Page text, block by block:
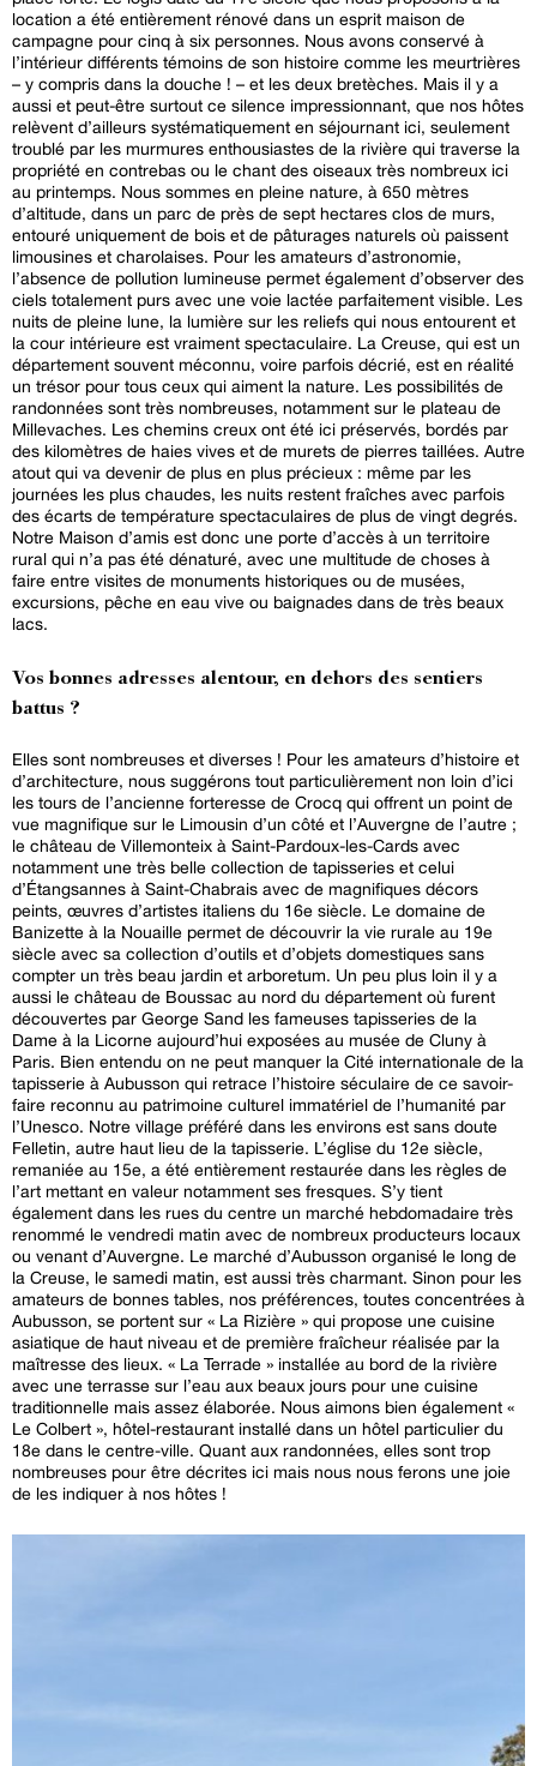
location a été entièrement rénové dans un esprit maison de
campagne pour cinq à six personnes. Nous avons conservé à
l’intérieur différents témoins de son histoire comme les meurtrières
– y compris dans la douche ! – et les deux bretèches. Mais il y a
aussi et peut-être surtout ce silence impressionnant, que nos hôtes
relèvent d’ailleurs systématiquement en séjournant ici, seulement
troublé par les murmures enthousiastes de la rivière qui traverse la
propriété en contrebas ou le chant des oiseaux très nombreux ici
au printemps. Nous sommes en pleine nature, à 650 mètres
d’altitude, dans un parc de près de sept hectares clos de murs,
entouré uniquement de bois et de pâturages naturels où paissent
limousines et charolaises. Pour les amateurs d’astronomie,
l’absence de pollution lumineuse permet également d’observer des
ciels totalement purs avec une voie lactée parfaitement visible. Les
nuits de pleine lune, la lumière sur les reliefs qui nous entourent et
la cour intérieure est vraiment spectaculaire. La Creuse, qui est un
département souvent méconnu, voire parfois décrié, est en réalité
un trésor pour tous ceux qui aiment la nature. Les possibilités de
randonnées sont très nombreuses, notamment sur le plateau de
Millevaches. Les chemins creux ont été ici préservés, bordés par
des kilomètres de haies vives et de murets de pierres taillées. Autre
atout qui va devenir de plus en plus précieux : même par les
journées les plus chaudes, les nuits restent fraîches avec parfois
des écarts de température spectaculaires de plus de vingt degrés.
Notre Maison d’amis est donc une porte d’accès à un territoire
rural qui n’a pas été dénaturé, avec une multitude de choses à
faire entre visites de monuments historiques ou de musées,
excursions, pêche en eau vive ou baignades dans de très beaux
lacs.
Vos bonnes adresses alentour, en dehors des sentiers
battus ?
Elles sont nombreuses et diverses ! Pour les amateurs d’histoire et
d’architecture, nous suggérons tout particulièrement non loin d’ici
les tours de l’ancienne forteresse de Crocq qui offrent un point de
vue magnifique sur le Limousin d’un côté et l’Auvergne de l’autre ;
le château de Villemonteix à Saint-Pardoux-les-Cards avec
notamment une très belle collection de tapisseries et celui
d’Étangsannes à Saint-Chabrais avec de magnifiques décors
peints, œuvres d’artistes italiens du 16e siècle. Le domaine de
Banizette à la Nouaille permet de découvrir la vie rurale au 19e
siècle avec sa collection d’outils et d’objets domestiques sans
compter un très beau jardin et arboretum. Un peu plus loin il y a
aussi le château de Boussac au nord du département où furent
découvertes par George Sand les fameuses tapisseries de la
Dame à la Licorne aujourd’hui exposées au musée de Cluny à
Paris. Bien entendu on ne peut manquer la Cité internationale de la
tapisserie à Aubusson qui retrace l’histoire séculaire de ce savoir-
faire reconnu au patrimoine culturel immatériel de l’humanité par
l’Unesco. Notre village préféré dans les environs est sans doute
Felletin, autre haut lieu de la tapisserie. L’église du 12e siècle,
remaniée au 15e, a été entièrement restaurée dans les règles de
l’art mettant en valeur notamment ses fresques. S’y tient
également dans les rues du centre un marché hebdomadaire très
renommé le vendredi matin avec de nombreux producteurs locaux
ou venant d’Auvergne. Le marché d’Aubusson organisé le long de
la Creuse, le samedi matin, est aussi très charmant. Sinon pour les
amateurs de bonnes tables, nos préférences, toutes concentrées à
Aubusson, se portent sur « La Rizière » qui propose une cuisine
asiatique de haut niveau et de première fraîcheur réalisée par la
maîtresse des lieux. « La Terrade » installée au bord de la rivière
avec une terrasse sur l’eau aux beaux jours pour une cuisine
traditionnelle mais assez élaborée. Nous aimons bien également «
Le Colbert », hôtel-restaurant installé dans un hôtel particulier du
18e dans le centre-ville. Quant aux randonnées, elles sont trop
nombreuses pour être décrites ici mais nous nous ferons une joie
de les indiquer à nos hôtes !